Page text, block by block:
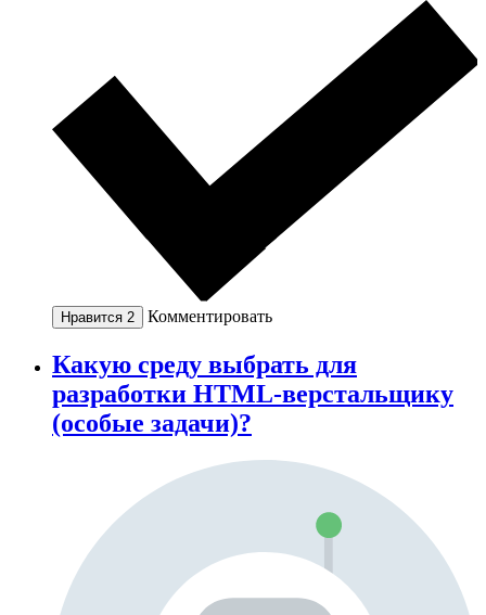
Нравится 2 Комментировать
Какую среду выбрать для
разработки HTML-верстальщику
(особые задачи)?